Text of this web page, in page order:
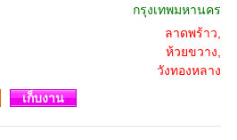
กรุงเทพมหานคร
ลาดพร้าว,
ห้วยขวาง,
วังทองหลาง
เก็บงาน